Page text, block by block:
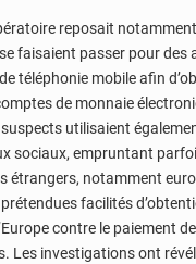
reposait
faisaient passer pour des
téléphonie mobile afin
de monnaie
utilisaient
sociaux, empruntant
étrangers, notamment
facilités
contre le paiement
Les investigations ont